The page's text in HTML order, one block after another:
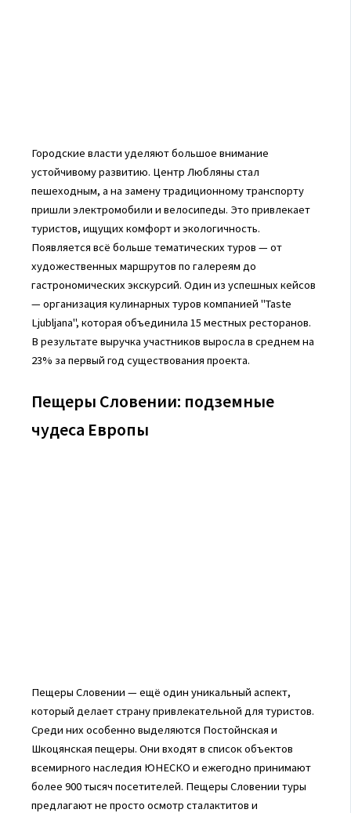
Городские власти уделяют большое внимание
устойчивому развитию. Центр Любляны стал
пешеходным, а на замену традиционному транспорту
пришли электромобили и велосипеды. Это привлекает
туристов, ищущих комфорт и экологичность.
Появляется всё больше тематических туров — от
художественных маршрутов по галереям до
гастрономических экскурсий. Один из успешных кейсов
— организация кулинарных туров компанией "Taste
Ljubljana", которая объединила 15 местных ресторанов.
В результате выручка участников выросла в среднем на
23% за первый год существования проекта.
Пещеры Словении: подземные
чудеса Европы
Пещеры Словении — ещё один уникальный аспект,
который делает страну привлекательной для туристов.
Среди них особенно выделяются Постойнская и
Шкоцянская пещеры. Они входят в список объектов
всемирного наследия ЮНЕСКО и ежегодно принимают
более 900 тысяч посетителей. Пещеры Словении туры
предлагают не просто осмотр сталактитов и